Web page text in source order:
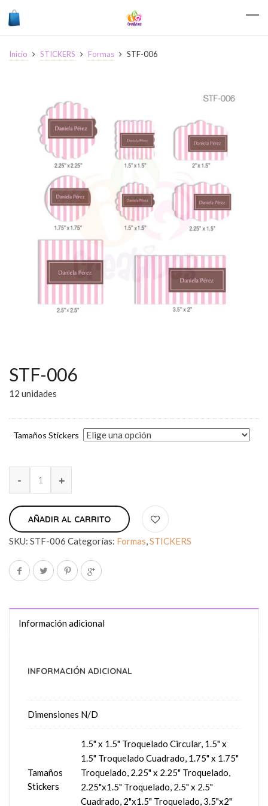
Inicio STICKERS Formas STF-006
STF-006
12 unidades
Tamaños Stickers
AÑADIR AL CARRITO
SKU: STF-006 Categorías: Formas,STICKERS
Información adicional
INFORMACIÓN ADICIONAL
Dimensiones N/D
Tamaños
Stickers
1.5" x 1.5" Troquelado Circular, 1.5" x
1.5" Troquelado Cuadrado, 1.75" x 1.75"
Troquelado, 2.25" x 2.25" Troquelado,
2.25"x1.5" Troquelado, 2.5" x 2.5"
Cuadrado, 2"x1.5" Troquelado, 3.5"x2"